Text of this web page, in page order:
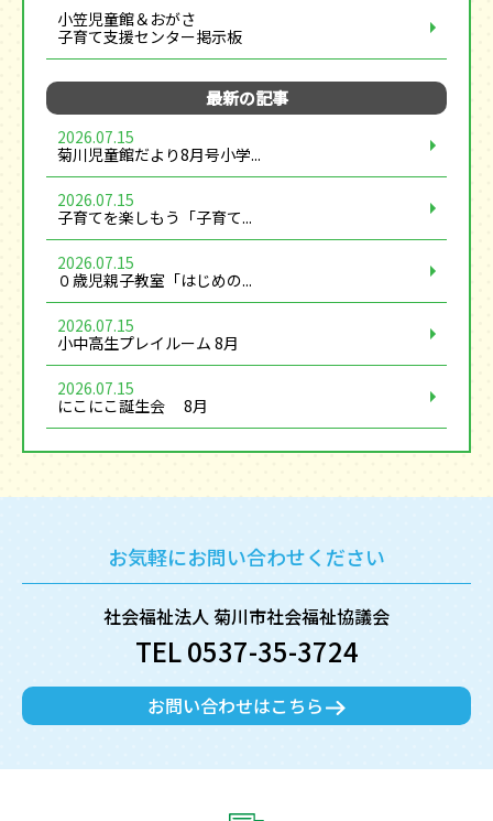
小笠児童館＆おがさ
子育て支援センター掲示板
最新の記事
2026.07.15
菊川児童館だより8月号小学...
2026.07.15
子育てを楽しもう「子育て...
2026.07.15
０歳児親子教室「はじめの...
2026.07.15
小中高生プレイルーム 8月
2026.07.15
にこにこ誕生会 8月
お気軽にお問い合わせください
社会福祉法人 菊川市社会福祉協議会
TEL 0537-35-3724
お問い合わせはこちら